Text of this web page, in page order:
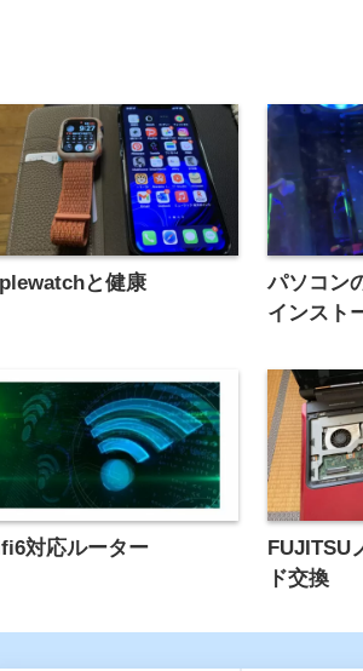
と健康
パソコン
インスト
対応ルーター
ド交換